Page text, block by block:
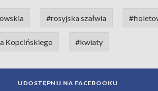
#rosyjska szałwia
Kopcińskiego #kwiaty
UDOSTĘPNIJ NA FACEBOOKU